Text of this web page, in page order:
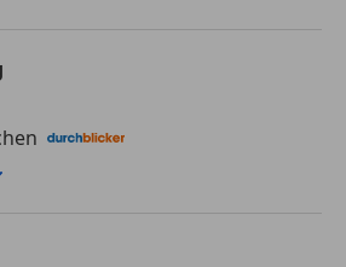
durchblicker.at